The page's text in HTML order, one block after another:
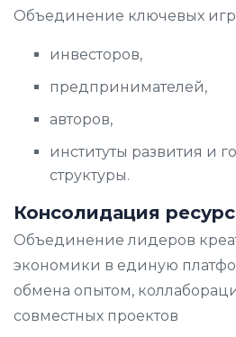
Объединение ключевых
инвесторов,
предпринимателей,
авторов,
институты развития и
структуры.
Консолидация
Объединение лидеров
экономики в единую
обмена опытом,
совместных проектов